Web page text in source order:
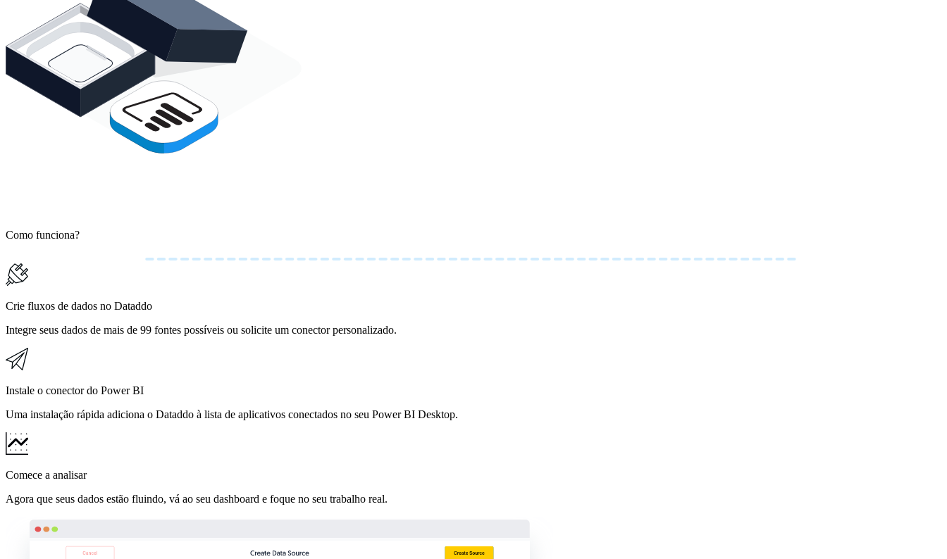
Como funciona?
Crie fluxos de dados no Dataddo
Integre seus dados de mais de 99 fontes possíveis ou solicite um conector personalizado.
Instale o conector do Power BI
Uma instalação rápida adiciona o Dataddo à lista de aplicativos conectados no seu Power BI Desktop.
Comece a analisar
Agora que seus dados estão fluindo, vá ao seu dashboard e foque no seu trabalho real.